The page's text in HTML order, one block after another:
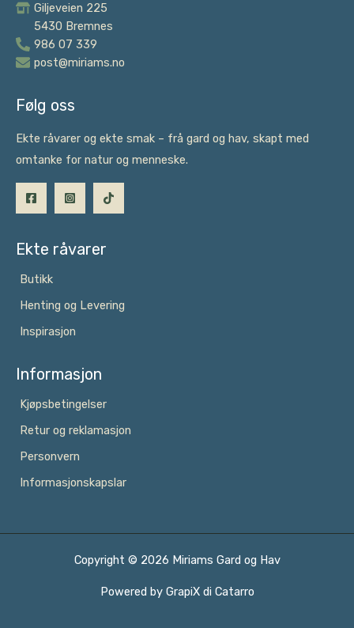
Giljeveien 225
5430 Bremnes
986 07 339
post@miriams.no
Følg oss
Ekte råvarer og ekte smak – frå gard og hav, skapt med
omtanke for natur og menneske.
Ekte råvarer
Butikk
Henting og Levering
Inspirasjon
Informasjon
Kjøpsbetingelser
Retur og reklamasjon
Personvern
Informasjonskapslar
Copyright © 2026 Miriams Gard og Hav
Powered by GrapiX di Catarro